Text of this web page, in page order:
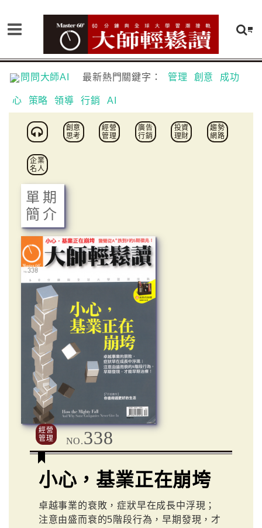
問問大師AI 最新熱門關鍵字： 管理 創意 成功
心 策略 領導 行銷 AI
創意
思考
經營
管理
廣告
行銷
投資
理財
趨勢
網路
企業
名人
單期
簡介
經營
管理
NO.338
小心，基業正在崩垮
卓越事業的衰敗，症狀早在成長中浮現；
注意由盛而衰的5階段行為，早期發現，才